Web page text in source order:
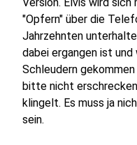
"Opfern" über die
Jahrzehnten
dabei ergangen ist
Schleudern
bitte nicht
klingelt. Es muss ja
sein.